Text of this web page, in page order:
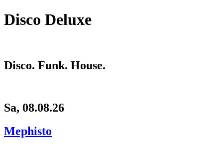
Disco Deluxe
Disco. Funk. House.
Sa, 08.08.26
Mephisto